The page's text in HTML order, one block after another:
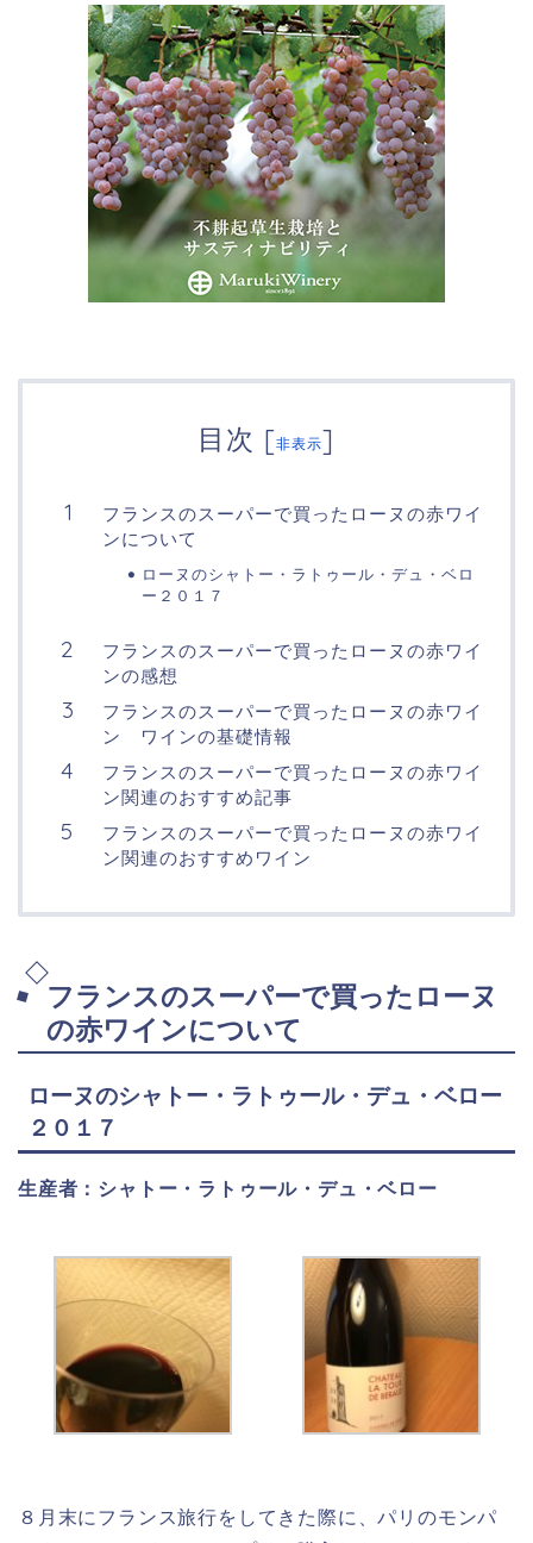
目次 [非表示]
フランスのスーパーで買ったローヌの赤ワイ
ンについて
ローヌのシャトー・ラトゥール・デュ・ベロ
ー２０１７
フランスのスーパーで買ったローヌの赤ワイ
ンの感想
フランスのスーパーで買ったローヌの赤ワイ
ン ワインの基礎情報
フランスのスーパーで買ったローヌの赤ワイ
ン関連のおすすめ記事
フランスのスーパーで買ったローヌの赤ワイ
ン関連のおすすめワイン
フランスのスーパーで買ったローヌ
の赤ワインについて
ローヌのシャトー・ラトゥール・デュ・ベロー
２０１７
生産者：シャトー・ラトゥール・デュ・ベロー
８月末にフランス旅行をしてきた際に、パリのモンパ